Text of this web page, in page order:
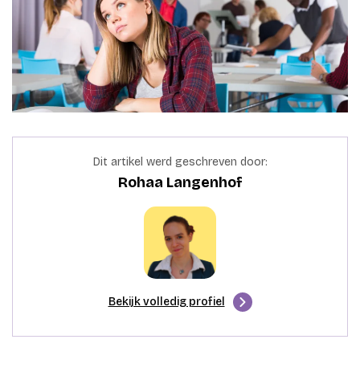
Dit artikel werd geschreven door:
Rohaa Langenhof
Bekijk volledig profiel